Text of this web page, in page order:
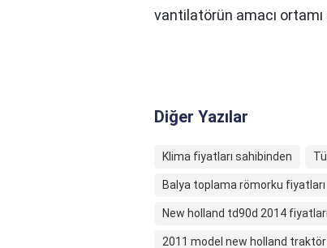
vantilatörün amacı ortamı
Diğer Yazılar
Klima fiyatları sahibinden
Balya toplama römorku fiyatları
New holland td90d 2014 fiyatları
2011 model new holland traktör